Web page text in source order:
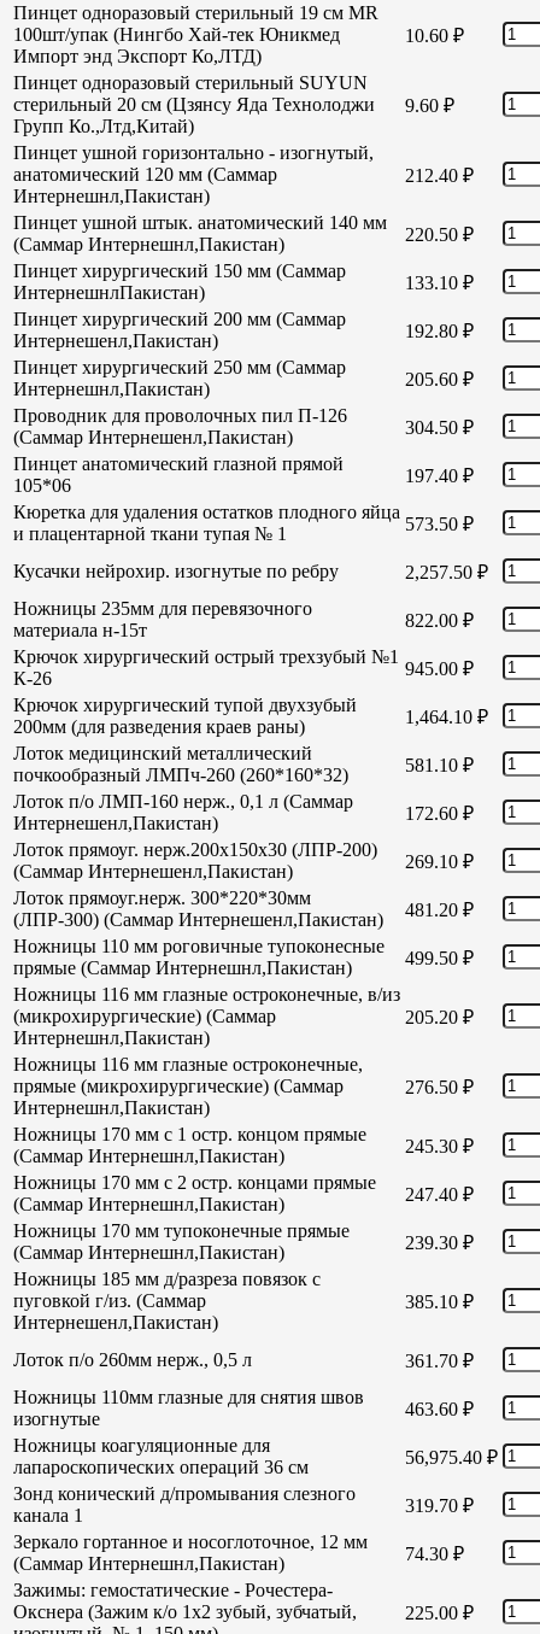
Пинцет одноразовый стерильный 19 см MR
100шт/упак (Нингбо Хай-тек Юникмед
Импорт энд Экспорт Ко,ЛТД)
10.60 ₽
Пинцет одноразовый стерильный SUYUN
стерильный 20 см (Цзянсу Яда Технолоджи
Групп Ко.,Лтд,Китай)
9.60 ₽
Пинцет ушной горизонтально - изогнутый,
анатомический 120 мм (Саммар
Интернешнл,Пакистан)
212.40 ₽
Пинцет ушной штык. анатомический 140 мм
(Саммар Интернешнл,Пакистан)
220.50 ₽
Пинцет хирургический 150 мм (Саммар
ИнтернешнлПакистан)
133.10 ₽
Пинцет хирургический 200 мм (Саммар
Интернешенл,Пакистан)
192.80 ₽
Пинцет хирургический 250 мм (Саммар
Интернешнл,Пакистан)
205.60 ₽
Проводник для проволочных пил П-126
(Саммар Интернешенл,Пакистан)
304.50 ₽
Пинцет анатомический глазной прямой
105*06
197.40 ₽
Кюретка для удаления остатков плодного яйца
и плацентарной ткани тупая № 1
573.50 ₽
Кусачки нейрохир. изогнутые по ребру 2,257.50 ₽
Ножницы 235мм для перевязочного
материала н-15т
822.00 ₽
Крючок хирургический острый трехзубый №1
К-26
945.00 ₽
Крючок хирургический тупой двухзубый
200мм (для разведения краев раны)
1,464.10 ₽
Лоток медицинский металлический
почкообразный ЛМПч-260 (260*160*32)
581.10 ₽
Лоток п/о ЛМП-160 нерж., 0,1 л (Саммар
Интернешенл,Пакистан)
172.60 ₽
Лоток прямоуг. нерж.200х150х30 (ЛПР-200)
(Саммар Интернешенл,Пакистан)
269.10 ₽
Лоток прямоуг.нерж. 300*220*30мм
(ЛПР-300) (Саммар Интернешенл,Пакистан)
481.20 ₽
Ножницы 110 мм роговичные тупоконесные
прямые (Саммар Интернешнл,Пакистан)
499.50 ₽
Ножницы 116 мм глазные остроконечные, в/из
(микрохирургические) (Саммар
Интернешнл,Пакистан)
205.20 ₽
Ножницы 116 мм глазные остроконечные,
прямые (микрохирургические) (Саммар
Интернешнл,Пакистан)
276.50 ₽
Ножницы 170 мм с 1 остр. концом прямые
(Саммар Интернешнл,Пакистан)
245.30 ₽
Ножницы 170 мм с 2 остр. концами прямые
(Саммар Интернешнл,Пакистан)
247.40 ₽
Ножницы 170 мм тупоконечные прямые
(Саммар Интернешнл,Пакистан)
239.30 ₽
Ножницы 185 мм д/разреза повязок с
пуговкой г/из. (Саммар
Интернешенл,Пакистан)
385.10 ₽
Лоток п/о 260мм нерж., 0,5 л 361.70 ₽
Ножницы 110мм глазные для снятия швов
изогнутые
463.60 ₽
Ножницы коагуляционные для
лапароскопических операций 36 см
56,975.40 ₽
Зонд конический д/промывания слезного
канала 1
319.70 ₽
Зеркало гортанное и носоглоточное, 12 мм
(Саммар Интернешнл,Пакистан)
74.30 ₽
Зажимы: гемостатические - Рочестера-
Окснера (Зажим к/о 1х2 зубый, зубчатый,
225.00 ₽